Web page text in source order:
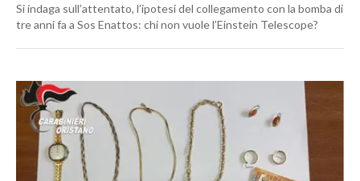
Si indaga sull’attentato, l’ipotesi del collegamento con la bomba di
tre anni fa a Sos Enattos: chi non vuole l’Einstein Telescope?